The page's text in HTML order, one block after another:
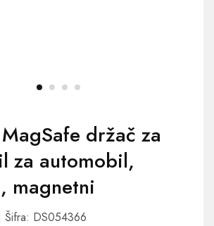
MagSafe držač za
za automobil,
magnetni
Šifra: DS054366